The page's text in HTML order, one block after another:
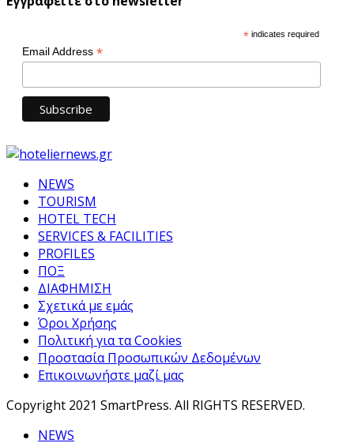
* indicates required
Email Address *
NEWS
TOURISM
HOTEL TECH
SERVICES & FACILITIES
PROFILES
ΠΟΞ
ΔΙΑΦΗΜΙΣΗ
Σχετικά με εμάς
Όροι Χρήσης
Πολιτική για τα Cookies
Προστασία Προσωπικών Δεδομένων
Επικοινωνήστε μαζί μας
Copyright 2021 SmartPress. All RIGHTS RESERVED.
NEWS